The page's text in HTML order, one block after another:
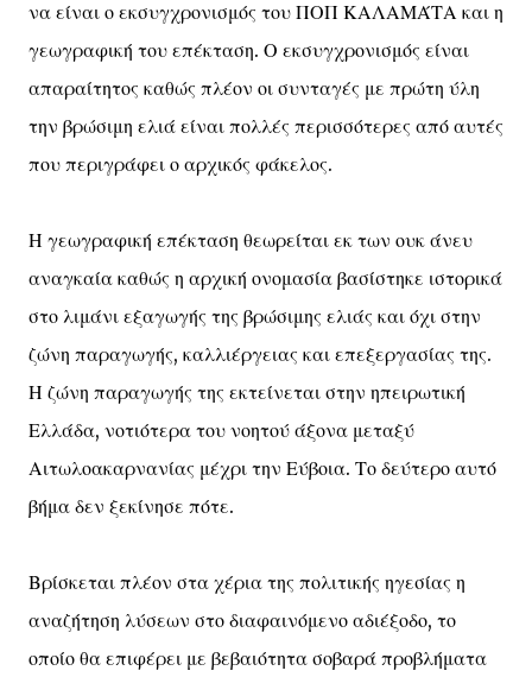
να είναι ο εκσυγχρονισμός του ΠΟΠ ΚΑΛΑΜΆΤΑ και η
γεωγραφική του επέκταση. Ο εκσυγχρονισμός είναι
απαραίτητος καθώς πλέον οι συνταγές με πρώτη ύλη
την βρώσιμη ελιά είναι πολλές περισσότερες από αυτές
που περιγράφει ο αρχικός φάκελος.
Η γεωγραφική επέκταση θεωρείται εκ των ουκ άνευ
αναγκαία καθώς η αρχική ονομασία βασίστηκε ιστορικά
στο λιμάνι εξαγωγής της βρώσιμης ελιάς και όχι στην
ζώνη παραγωγής, καλλιέργειας και επεξεργασίας της.
Η ζώνη παραγωγής της εκτείνεται στην ηπειρωτική
Ελλάδα, νοτιότερα του νοητού άξονα μεταξύ
Αιτωλοακαρνανίας μέχρι την Εύβοια. Το δεύτερο αυτό
βήμα δεν ξεκίνησε πότε.
Βρίσκεται πλέον στα χέρια της πολιτικής ηγεσίας η
αναζήτηση λύσεων στο διαφαινόμενο αδιέξοδο, το
οποίο θα επιφέρει με βεβαιότητα σοβαρά προβλήματα